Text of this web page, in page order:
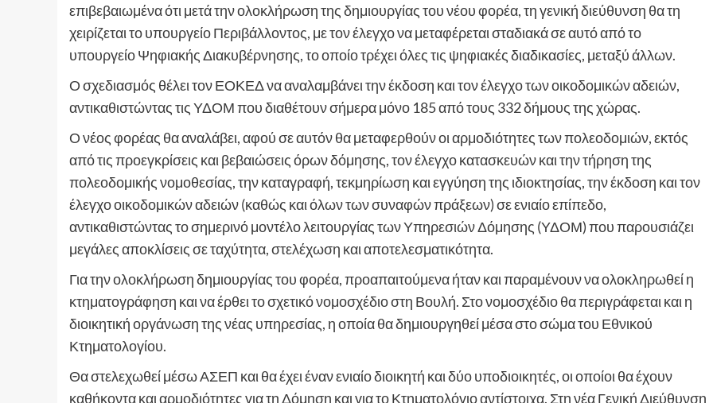
επιβεβαιωμένα ότι μετά την ολοκλήρωση της δημιουργίας του νέου φορέα, τη γενική διεύθυνση θα τη
χειρίζεται το υπουργείο Περιβάλλοντος, με τον έλεγχο να μεταφέρεται σταδιακά σε αυτό από το
υπουργείο Ψηφιακής Διακυβέρνησης, το οποίο τρέχει όλες τις ψηφιακές διαδικασίες, μεταξύ άλλων.
Ο σχεδιασμός θέλει τον ΕΟΚΕΔ να αναλαμβάνει την έκδοση και τον έλεγχο των οικοδομικών αδειών,
αντικαθιστώντας τις ΥΔΟΜ που διαθέτουν σήμερα μόνο 185 από τους 332 δήμους της χώρας.
Ο νέος φορέας θα αναλάβει, αφού σε αυτόν θα μεταφερθούν οι αρμοδιότητες των πολεοδομιών, εκτός
από τις προεγκρίσεις και βεβαιώσεις όρων δόμησης, τον έλεγχο κατασκευών και την τήρηση της
πολεοδομικής νομοθεσίας, την καταγραφή, τεκμηρίωση και εγγύηση της ιδιοκτησίας, την έκδοση και τον
έλεγχο οικοδομικών αδειών (καθώς και όλων των συναφών πράξεων) σε ενιαίο επίπεδο,
αντικαθιστώντας το σημερινό μοντέλο λειτουργίας των Υπηρεσιών Δόμησης (ΥΔΟΜ) που παρουσιάζει
μεγάλες αποκλίσεις σε ταχύτητα, στελέχωση και αποτελεσματικότητα.
Για την ολοκλήρωση δημιουργίας του φορέα, προαπαιτούμενα ήταν και παραμένουν να ολοκληρωθεί η
κτηματογράφηση και να έρθει το σχετικό νομοσχέδιο στη Βουλή. Στο νομοσχέδιο θα περιγράφεται και η
διοικητική οργάνωση της νέας υπηρεσίας, η οποία θα δημιουργηθεί μέσα στο σώμα του Εθνικού
Κτηματολογίου.
Θα στελεχωθεί μέσω ΑΣΕΠ και θα έχει έναν ενιαίο διοικητή και δύο υποδιοικητές, οι οποίοι θα έχουν
καθήκοντα και αρμοδιότητες για τη Δόμηση και για το Κτηματολόγιο αντίστοιχα. Στη νέα Γενική Διεύθυνση